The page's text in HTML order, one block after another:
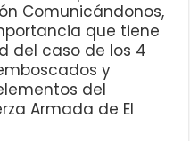
Comunicándonos,
que tiene
del caso de los 4
y
del
Armada de El